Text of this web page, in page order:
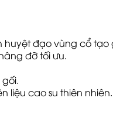
huyệt đạo vùng cổ
đỡ tối ưu.
liệu cao su thiên nhiên.